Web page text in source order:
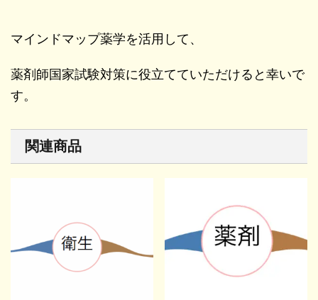
マインドマップ薬学を活用して、
薬剤師国家試験対策に役立てていただけると幸いで
す。
関連商品